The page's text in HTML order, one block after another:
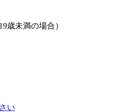
歳未満の場合）
い